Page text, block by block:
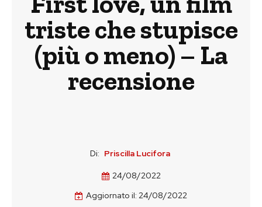
triste che stupisce
(più o meno) – La
recensione
Di: Priscilla Lucifora
24/08/2022
Aggiornato il: 24/08/2022